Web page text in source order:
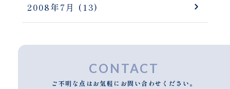
2008年7月 (13)
CONTACT
ご不明な点はお気軽にお問い合わせください。